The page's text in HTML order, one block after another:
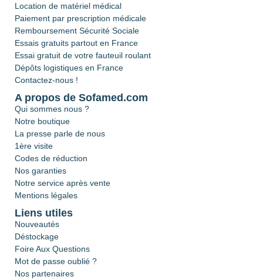
Location de matériel médical
Paiement par prescription médicale
Remboursement Sécurité Sociale
Essais gratuits partout en France
Essai gratuit de votre fauteuil roulant
Dépôts logistiques en France
Contactez-nous !
A propos de Sofamed.com
Qui sommes nous ?
Notre boutique
La presse parle de nous
1ère visite
Codes de réduction
Nos garanties
Notre service après vente
Mentions légales
Liens utiles
Nouveautés
Déstockage
Foire Aux Questions
Mot de passe oublié ?
Nos partenaires